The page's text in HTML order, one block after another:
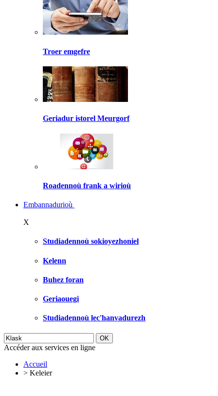
Troer emgefre
Geriadur istorel Meurgorf
Roadennoù frank a wirioù
Embannadurioù
X
Studiadennoù sokioyezhoniel
Kelenn
Buhez foran
Geriaouegi
Studiadennoù lec'hanvadurezh
Accéder aux services en ligne
Accueil
> Keleier